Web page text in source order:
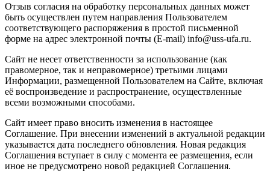
Отзыв согласия на обработку персональных данных может
быть осуществлен путем направления Пользователем
соответствующего распоряжения в простой письменной
форме на адрес электронной почты (E-mail) info@uss-ufa.ru.
Сайт не несет ответственности за использование (как
правомерное, так и неправомерное) третьими лицами
Информации, размещенной Пользователем на Сайте, включая
её воспроизведение и распространение, осуществленные
всеми возможными способами.
Сайт имеет право вносить изменения в настоящее
Соглашение. При внесении изменений в актуальной редакции
указывается дата последнего обновления. Новая редакция
Соглашения вступает в силу с момента ее размещения, если
иное не предусмотрено новой редакцией Соглашения.